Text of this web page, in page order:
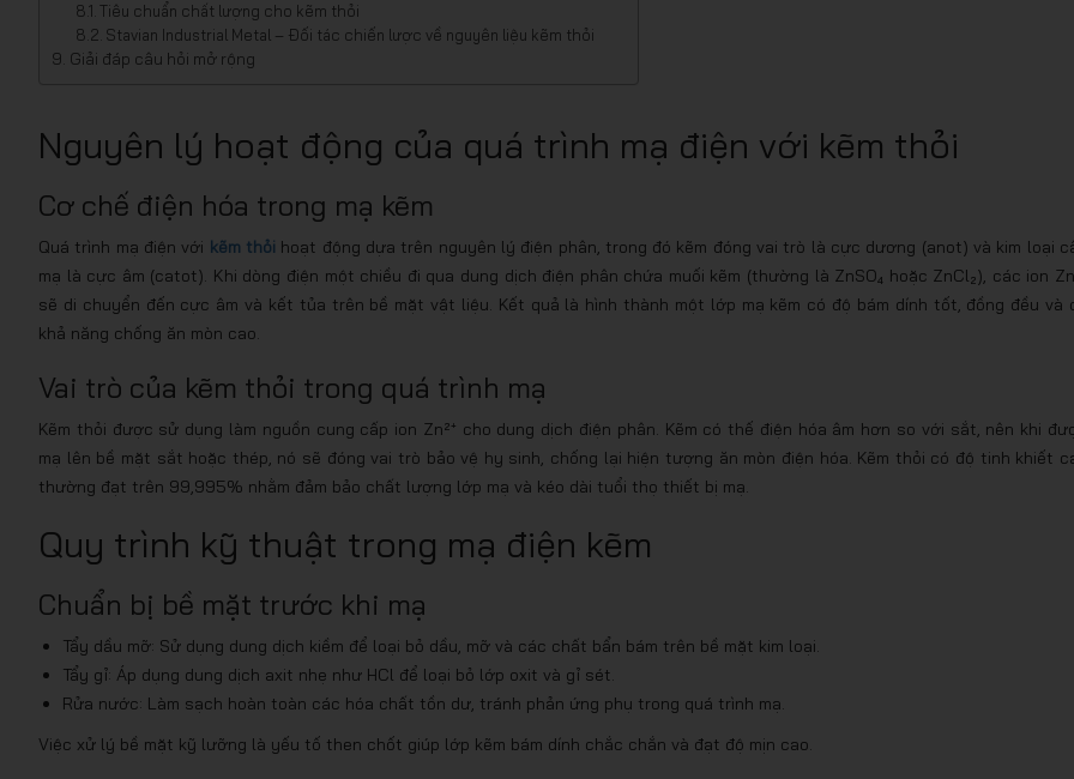
Tiêu chuẩn chất lượng cho kẽm thỏi
Stavian Industrial Metal – Đối tác chiến lược về nguyên liệu kẽm thỏi
Giải đáp câu hỏi mở rộng
Nguyên lý hoạt động của quá trình mạ điện với kẽm thỏi
Cơ chế điện hóa trong mạ kẽm
Quá trình mạ điện với kẽm thỏi hoạt động dựa trên nguyên lý điện phân, trong đó kẽm đóng vai trò là cực dương (anot) và kim loại
mạ là cực âm (catot). Khi dòng điện một chiều đi qua dung dịch điện phân chứa muối kẽm (thường là ZnSO₄ hoặc ZnCl₂), các ion
sẽ di chuyển đến cực âm và kết tủa trên bề mặt vật liệu. Kết quả là hình thành một lớp mạ kẽm có độ bám dính tốt, đồng đều và
khả năng chống ăn mòn cao.
Vai trò của kẽm thỏi trong quá trình mạ
Kẽm thỏi được sử dụng làm nguồn cung cấp ion Zn²⁺ cho dung dịch điện phân. Kẽm có thế điện hóa âm hơn so với sắt, nên khi
mạ lên bề mặt sắt hoặc thép, nó sẽ đóng vai trò bảo vệ hy sinh, chống lại hiện tượng ăn mòn điện hóa. Kẽm thỏi có độ tinh khiết
thường đạt trên 99,995% nhằm đảm bảo chất lượng lớp mạ và kéo dài tuổi thọ thiết bị mạ.
Quy trình kỹ thuật trong mạ điện kẽm
Chuẩn bị bề mặt trước khi mạ
Tẩy dầu mỡ: Sử dụng dung dịch kiềm để loại bỏ dầu, mỡ và các chất bẩn bám trên bề mặt kim loại.
Tẩy gỉ: Áp dụng dung dịch axit nhẹ như HCl để loại bỏ lớp oxit và gỉ sét.
Rửa nước: Làm sạch hoàn toàn các hóa chất tồn dư, tránh phản ứng phụ trong quá trình mạ.
Việc xử lý bề mặt kỹ lưỡng là yếu tố then chốt giúp lớp kẽm bám dính chắc chắn và đạt độ mịn cao.